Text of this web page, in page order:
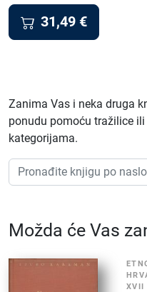
31,49 €
Zanima Vas i neka druga
ponudu pomoću tražilice
kategorijama.
Možda će Vas
XVII